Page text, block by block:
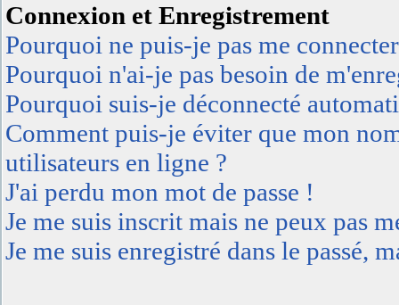
Connexion et Enregistrement
Pourquoi ne puis-je pas me
Pourquoi n'ai-je pas besoin de
Pourquoi suis-je déconnecté
Comment puis-je éviter que mon
utilisateurs en ligne ?
J'ai perdu mon mot de passe !
Je me suis inscrit mais ne peux pas
Je me suis enregistré dans le passé,